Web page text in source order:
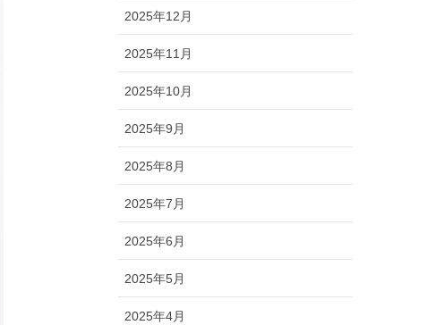
2025年12月
2025年11月
2025年10月
2025年9月
2025年8月
2025年7月
2025年6月
2025年5月
2025年4月